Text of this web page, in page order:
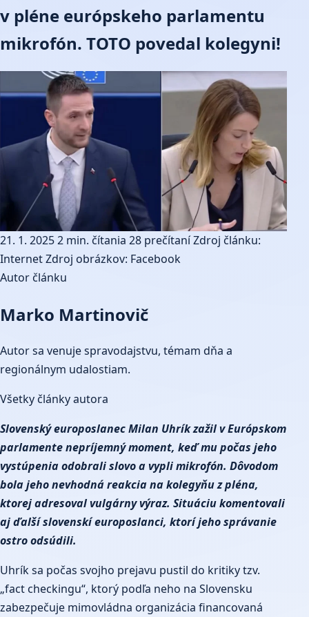
v pléne európskeho parlamentu
mikrofón. TOTO povedal kolegyni!
21. 1. 20252 min. čítania 28 prečítaníZdroj článku:
InternetZdroj obrázkov: Facebook
Autor článku
Marko Martinovič
Autor sa venuje spravodajstvu, témam dňa a
regionálnym udalostiam.
Všetky články autora
Slovenský europoslanec Milan Uhrík zažil v Európskom
parlamente nepríjemný moment, keď mu počas jeho
vystúpenia odobrali slovo a vypli mikrofón. Dôvodom
bola jeho nevhodná reakcia na kolegyňu z pléna,
ktorej adresoval vulgárny výraz. Situáciu komentovali
aj ďalší slovenskí europoslanci, ktorí jeho správanie
ostro odsúdili.
Uhrík sa počas svojho prejavu pustil do kritiky tzv.
„fact checkingu“, ktorý podľa neho na Slovensku
zabezpečuje mimovládna organizácia financovaná